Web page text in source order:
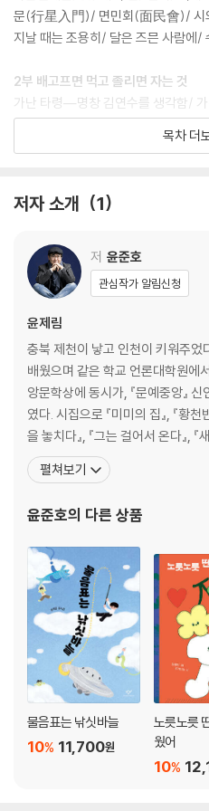
문(行星入門)/ 면민회(面民會)/ 시
지날 때는 조용히/ 달은 즈믄 사람에/
2부 배고프면 먹고 졸리면 자는 것
가난 타령―명창 김연수를 생각함/
저(猪)씨 문중에 보내는 사과 서한/
학생이신,―육주 홍기삼 선생님 고
는 가족―이중섭 그림/ 벌꿀비누
3부 불온한 생각도 아직은 더러 있는데
나쁜 상상/ 바다엔 불공정 거래가 많
저것들이/ 홍어를 먹다가/ 화물의 종
대만/ 잠만 잘 사람/ 장편(掌篇)/ 나
올해도 연습만 하다 갔구나/ 설렁탕
4부 나만 못 본 게 아니라 아무도 못
객/ 식인 사건 피의자에 대한 검사의
발소 앞을 지나며/ 권학문(勸學文)/
해설
| 떳떳한 슬픔의 얼굴
송종원(문학평론가)
목차 더
저자 소개 1
저 윤준호
관심작가 알림신청
윤제림
충북 제천이 낳고 인천이 키워주었
배웠으며 같은 학교 언론대학원에
앙문학상에 동시가, 『문예중앙』
였다. 시집으로 『미미의 집』, 『황천
을 놓치다』, 『그는 걸어서 온다』,
낸다고 쓴다』, 동시집으로 『거북이
『젊음은 아이디어 택시다』, 『카피
시문학상을 수상했다. 2003년부
펼쳐보기
윤준호의 다른 상품
물음표는 낚싯바늘
11,700원
10%
노릇노릇
웠어
10%